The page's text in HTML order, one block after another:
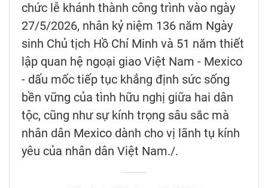
chức lễ khánh thành công trình vào ngày
27/5/2026, nhân kỷ niệm 136 năm Ngày
sinh Chủ tịch Hồ Chí Minh và 51 năm thiết
lập quan hệ ngoại giao Việt Nam - Mexico
- dấu mốc tiếp tục khẳng định sức sống
bền vững của tình hữu nghị giữa hai dân
tộc, cũng như sự kính trọng sâu sắc mà
nhân dân Mexico dành cho vị lãnh tụ kính
yêu của nhân dân Việt Nam./.